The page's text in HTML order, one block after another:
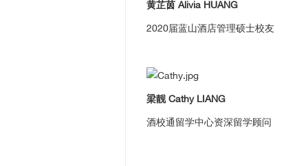
黄芷茵 Alivia HUANG
2020届蓝山酒店管理硕士校友
梁靓 Cathy LIANG
酒校通留学中心资深留学顾问